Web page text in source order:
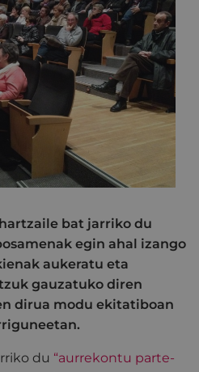
bat jarriko du
egin ahal izango
aukeratu eta
gauzatuko diren
dirua modu ekitatiboan
du “aurrekontu parte-